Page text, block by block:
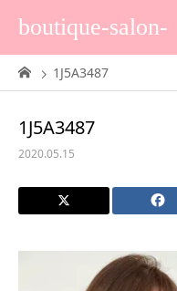
boutique-salon-
1J5A3487
1J5A3487
2020.05.15